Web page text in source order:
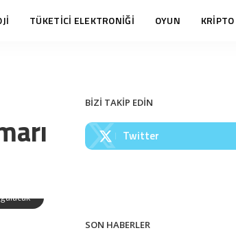
TÜKETİCİ ELEKTRONİĞİ OYUN
BİZİ TAKİP EDİN
Twitter
SON HABERLER